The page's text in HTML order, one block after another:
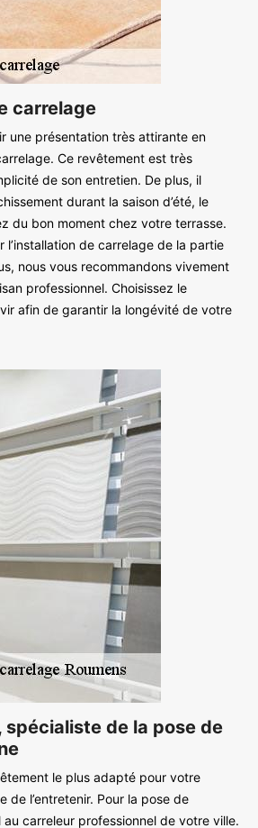
carrelage
une présentation très attirante en
Ce revêtement est très
de son entretien. De plus, il
durant la saison d’été, le
du bon moment chez votre terrasse.
l’installation de carrelage de la partie
nous vous recommandons vivement
professionnel. Choisissez le
afin de garantir la longévité de votre
de la pose de
le plus adapté pour votre
de l’entretenir. Pour la pose de
carreleur professionnel de votre ville.